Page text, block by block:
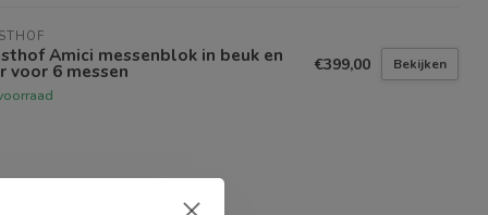
Amici messenblok in beuk en
voor 6 messen €399,00 Bekijken